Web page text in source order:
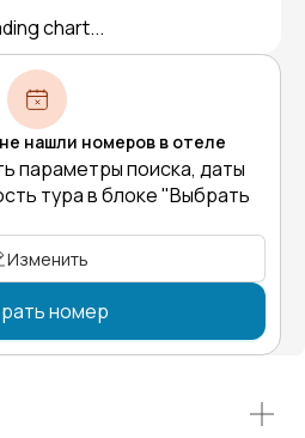
chart...
нашли номеров в отеле
параметры поиска, даты
тура в блоке "Выбрать
Изменить
номер